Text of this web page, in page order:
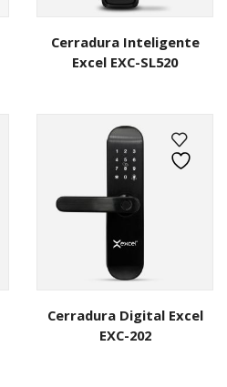
Cerradura Inteligente
Excel EXC-SL520
Cerradura Digital Excel
EXC-202